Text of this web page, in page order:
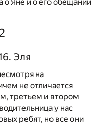
Эля
на
не отличается
третьем и втором
у нас
ребят, но все они